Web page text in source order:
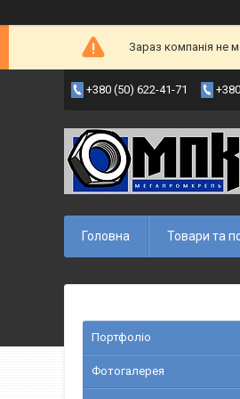
Зараз компанія не
+380 (50) 622-41-71
Головна Товари та
Портфоліо
Фотогалерея